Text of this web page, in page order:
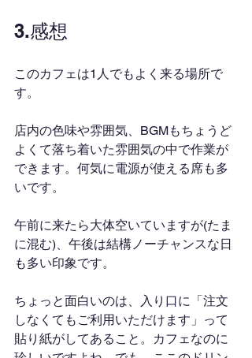
3.感想
このカフェは1人でもよく来る場所で
す。
店内の色味や雰囲気、BGMもちょうど
よくて落ち着いた雰囲気の中で作業が
できます。何気に電源が使える席も多
いです。
午前に来たら大体空いていますが(たま
に混む)、午後は結構ノーチャンスな日
も多い印象です。
ちょっと面白いのは、入り口に「注文
しなくてもご利用いただけます」って
貼り紙がしてあること。カフェなのに